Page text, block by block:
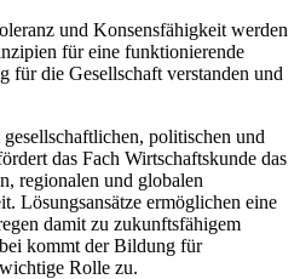
und Konsensfähigkeit werden
für eine funktionierende
für die Gesellschaft verstanden und
politischen und
das Fach Wirtschaftskunde das
regionalen und globalen
Lösungsansätze ermöglichen eine
damit zu zukunftsfähigem
kommt der Bildung für
Rolle zu.